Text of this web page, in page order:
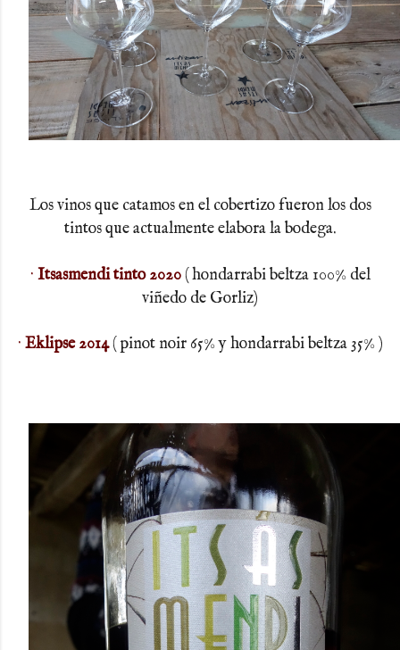
Los vinos que catamos en el cobertizo fueron los dos
tintos que actualmente elabora la bodega.
· Itsasmendi tinto 2020( hondarrabi beltza 100% del
viñedo de Gorliz)
· Eklipse 2014( pinot noir 65% yhondarrabi beltza 35% )